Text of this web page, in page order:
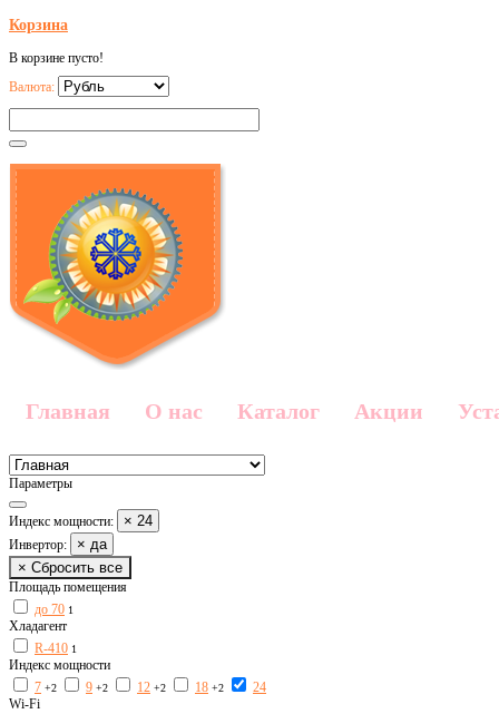
Корзина
В корзине пусто!
Валюта:
Главная О нас Каталог Акции
Параметры
Индекс мощности: × 24
Инвертор:
× да
× Сбросить все
Площадь помещения
до 70 1
Хладагент
R-410 1
Индекс мощности
7 +2 9 +2 12 +2 18 +2
24
Wi-Fi